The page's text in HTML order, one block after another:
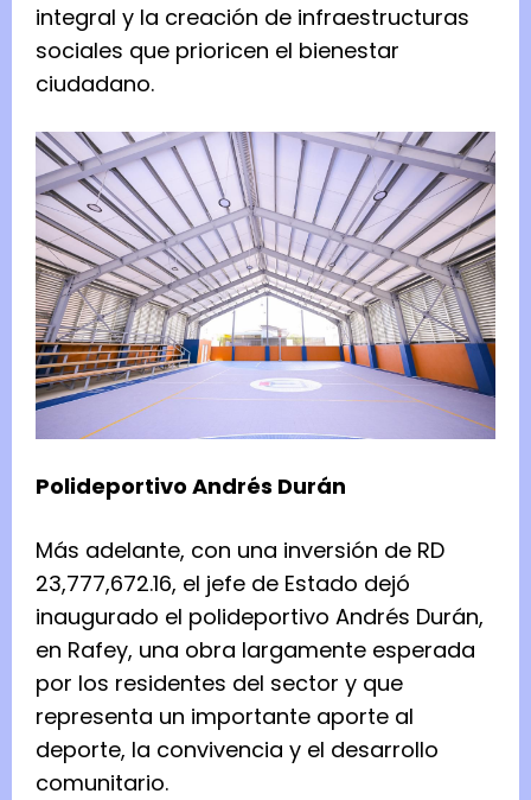
integral y la creación de infraestructuras
sociales que prioricen el bienestar
ciudadano.
Polideportivo Andrés Durán
Más adelante, con una inversión de RD
23,777,672.16, el jefe de Estado dejó
inaugurado el polideportivo Andrés Durán,
en Rafey, una obra largamente esperada
por los residentes del sector y que
representa un importante aporte al
deporte, la convivencia y el desarrollo
comunitario.